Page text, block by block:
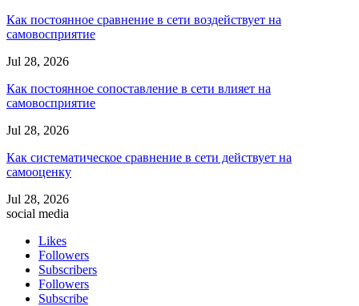
Как постоянное сравнение в сети воздействует на
самовосприятие
Jul 28, 2026
Как постоянное сопоставление в сети влияет на
самовосприятие
Jul 28, 2026
Как систематическое сравнение в сети действует на
самооценку
Jul 28, 2026
social media
Likes
Followers
Subscribers
Followers
Subscribe